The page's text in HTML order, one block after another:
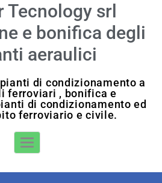
Tecnology srl
e bonifica degli
aeraulici
di condizionamento a
ferroviari , bonifica e
di condizionamento ed
ferroviario e civile.
Toggle Navigation